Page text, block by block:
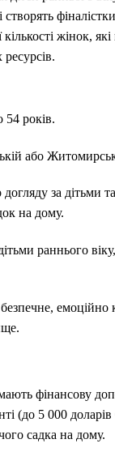
жінок,
ресурсів.
54 років.
або
за дітьми
на дому.
раннього
емоційно
фінансову
(до 5 000
садка на дому.